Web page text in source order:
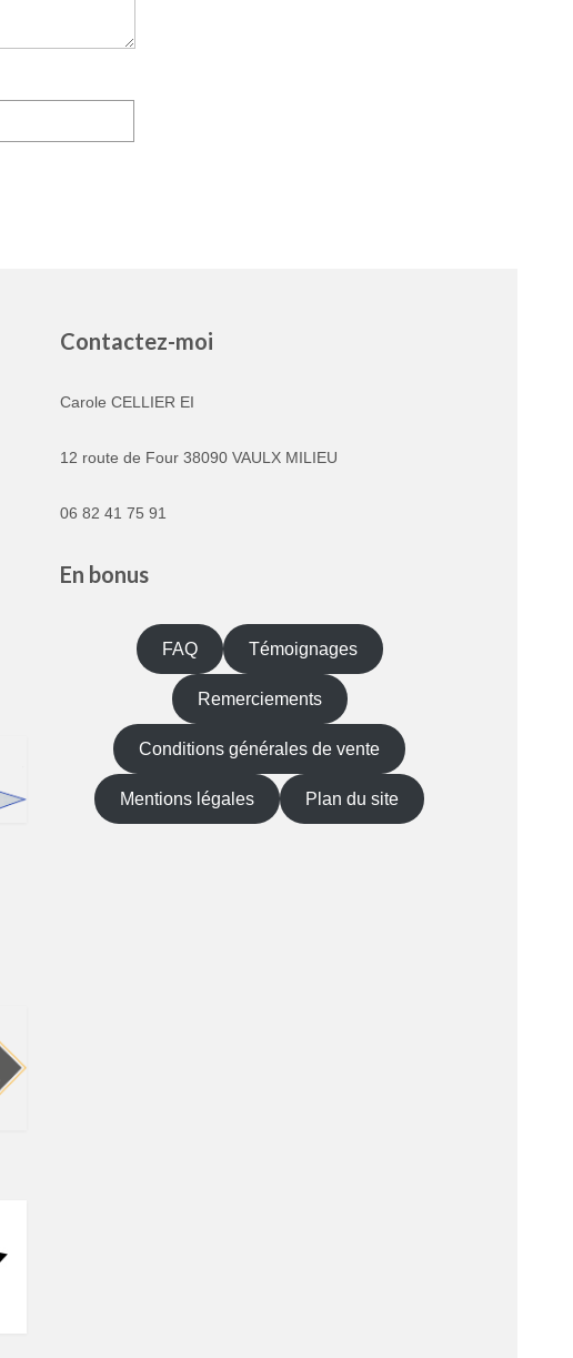
Contactez-moi
Carole CELLIER EI
12 route de Four 38090 VAULX MILIEU
06 82 41 75 91
En bonus
FAQ Témoignages
Remerciements
Conditions générales de vente
Mentions légales Plan du site